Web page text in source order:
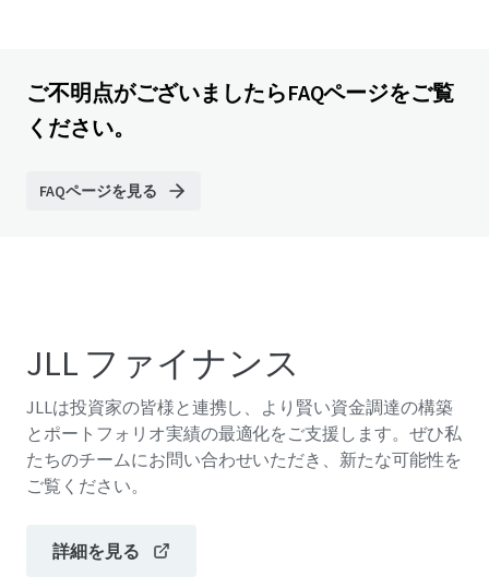
ご不明点がございましたらFAQページをご覧
ください。
FAQページを見る
JLL ファイナンス
JLLは投資家の皆様と連携し、より賢い資金調達の構築
とポートフォリオ実績の最適化をご支援します。ぜひ私
たちのチームにお問い合わせいただき、新たな可能性を
ご覧ください。
詳細を見る